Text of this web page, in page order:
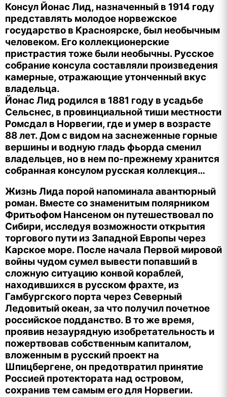
Консул Йонас Лид, назначенный в 1914 году
представлять молодое норвежское
государство в Красноярске, был необычным
человеком. Его коллекционерские
пристрастия тоже были необычны. Русское
собрание консула составляли произведения
камерные, отражающие утонченный вкус
владельца.
Йонас Лид родился в 1881 году в усадьбе
Сельснес, в провинциальной тиши местности
Ромсдал в Норвегии, где и умер в возрасте
88 лет. Дом с видом на заснеженные горные
вершины и водную гладь фьорда сменил
владельцев, но в нем по-прежнему хранится
собранная консулом русская коллекция…
Жизнь Лида порой напоминала авантюрный
роман. Вместе со знаменитым полярником
Фритьофом Нансеном он путешествовал по
Сибири, исследуя возможности открытия
торгового пути из Западной Европы через
Карское море. После начала Первой мировой
войны чудом сумел вывести попавший в
сложную ситуацию конвой кораблей,
находившихся в русском фрахте, из
Гамбургского порта через Северный
Ледовитый океан, за что получил почетное
российское подданство. В то же время,
проявив незаурядную изобретательность и
пожертвовав собственным капиталом,
вложенным в русский проект на
Шпицбергене, он предотвратил принятие
Россией протектората над островом,
сохранив тем самым его для Норвегии.